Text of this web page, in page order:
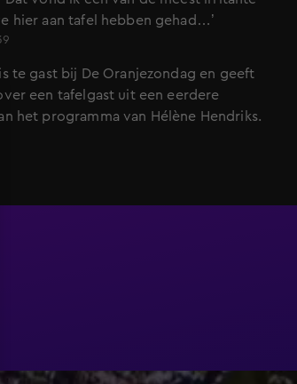
hier aan tafel hebben gehad…’
te gast bij De Oranjezondag en geeft
een tafelgast uit een eerdere
het programma van Hélène Hendriks.